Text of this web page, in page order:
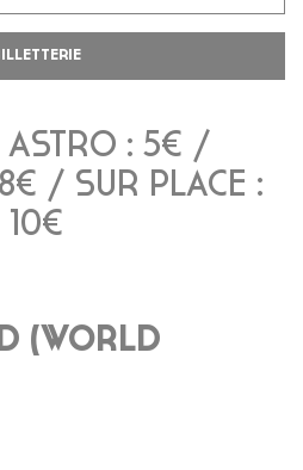
ASTRO : 5€ /
/ SUR PLACE :
10€
(WORLD